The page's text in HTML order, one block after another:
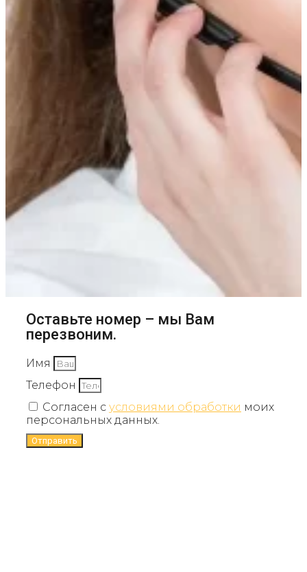
Оставьте номер – мы Вам
перезвоним.
Имя
Телефон
Согласен с условиями обработки моих
персональных данных.
Отправить